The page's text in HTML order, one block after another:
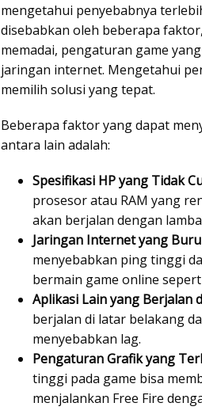
mengetahui penyebabnya
disebabkan oleh beberapa
memadai, pengaturan game
jaringan internet. Mengetahui
memilih solusi yang tepat.
Beberapa faktor yang dapat
antara lain adalah:
Spesifikasi HP yang Tidak
prosesor atau RAM yang
akan berjalan dengan
Jaringan Internet yang
menyebabkan ping tinggi
bermain game online
Aplikasi Lain yang Berjalan
berjalan di latar belakang
menyebabkan lag.
Pengaturan Grafik yang
tinggi pada game bisa
menjalankan Free Fire